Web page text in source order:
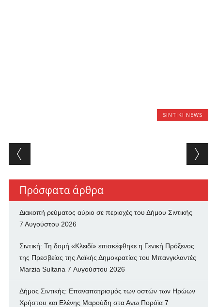
SINTIKI NEWS
Post navigation
Πρόσφατα άρθρα
Διακοπή ρεύματος αύριο σε περιοχές του Δήμου Σιντικής
7 Αυγούστου 2026
Σιντική: Τη δομή «Κλειδί» επισκέφθηκε η Γενική Πρόξενος
της Πρεσβείας της Λαϊκής Δημοκρατίας του Μπανγκλαντές
Marzia Sultana 7 Αυγούστου 2026
Δήμος Σιντικής: Επαναπατρισμός των oστών των Ηρώων
Χρήστου και Ελένης Μαρούδη στα Ανω Πορόϊα 7